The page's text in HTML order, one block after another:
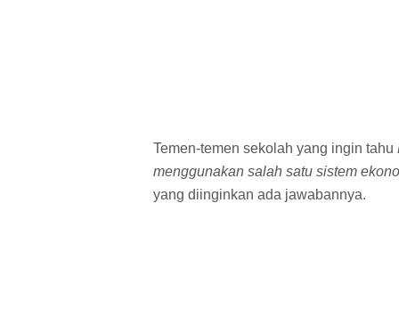
Temen-temen sekolah yang ingin tahu
menggunakan salah satu sistem
yang diinginkan ada jawabannya.